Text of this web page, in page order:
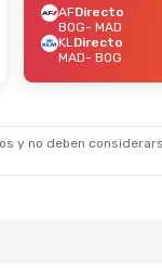
AFDirecto
BOG- MAD
KLDirecto
MAD- BOG
y no deben